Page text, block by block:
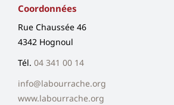
Partenaires
À propos de CALIF
Coordonnées
Rue Chaussée 46
4342 Hognoul
Tél. 04 341 00 14
info@labourrache.org
www.labourrache.org